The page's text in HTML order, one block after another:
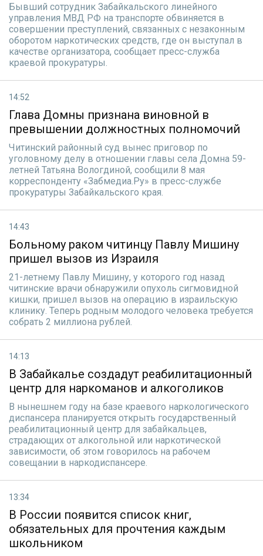
Бывший сотрудник Забайкальского линейного
управления МВД РФ на транспорте обвиняется в
совершении преступлений, связанных с незаконным
оборотом наркотических средств, где он выступал в
качестве организатора, сообщает пресс-служба
краевой прокуратуры.
14:52
Глава Домны признана виновной в
превышении должностных полномочий
Читинский районный суд вынес приговор по
уголовному делу в отношении главы села Домна 59-
летней Татьяна Вологдиной, сообщили 8 мая
корреспонденту «Забмедиа.Ру» в пресс-службе
прокуратуры Забайкальского края.
14:43
Больному раком читинцу Павлу Мишину
пришел вызов из Израиля
21-летнему Павлу Мишину, у которого год назад
читинские врачи обнаружили опухоль сигмовидной
кишки, пришел вызов на операцию в израильскую
клинику. Теперь родным молодого человека требуется
собрать 2 миллиона рублей.
14:13
В Забайкалье создадут реабилитационный
центр для наркоманов и алкоголиков
В нынешнем году на базе краевого наркологического
диспансера планируется открыть государственный
реабилитационный центр для забайкальцев,
страдающих от алкогольной или наркотической
зависимости, об этом говорилось на рабочем
совещании в наркодиспансере.
13:34
В России появится список книг,
обязательных для прочтения каждым
школьником